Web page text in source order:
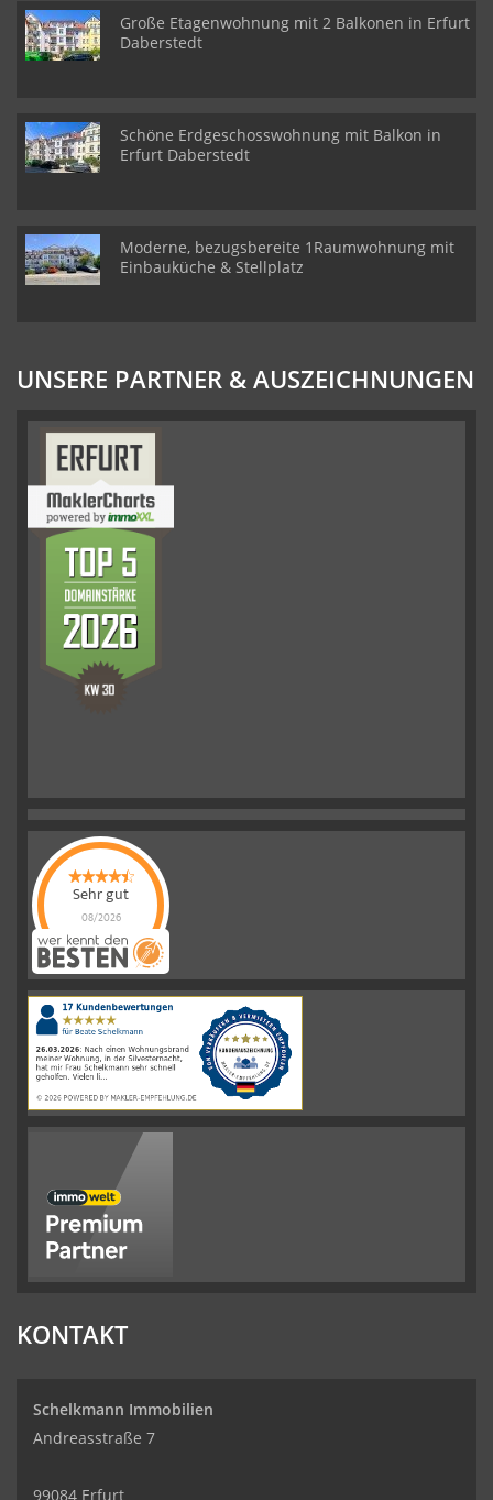
Große Etagenwohnung mit 2 Balkonen in Erfurt
Daberstedt
Schöne Erdgeschosswohnung mit Balkon in
Erfurt Daberstedt
Moderne, bezugsbereite 1Raumwohnung mit
Einbauküche & Stellplatz
UNSERE PARTNER & AUSZEICHNUNGEN
Sehr gut
08/2026
Schelkmann
Immobilienhat
|110Schelkmann
ImmobilienBewertungen
auf
werkenntdenBESTEN.de
KONTAKT
Schelkmann Immobilien
Andreasstraße 7
99084 Erfurt